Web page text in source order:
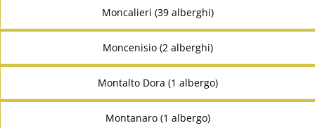
Moncalieri (39 alberghi)
Moncenisio (2 alberghi)
Montalto Dora (1 albergo)
Montanaro (1 albergo)